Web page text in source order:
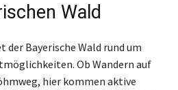
Wald
Bayerische Wald rund um
Ob Wandern auf
hier kommen aktive